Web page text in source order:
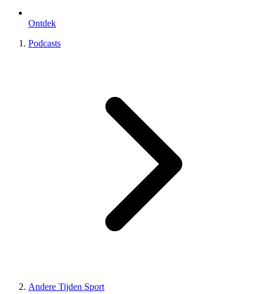
Ontdek
Podcasts
Andere Tijden Sport